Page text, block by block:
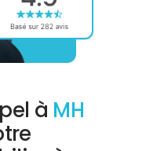
à MH